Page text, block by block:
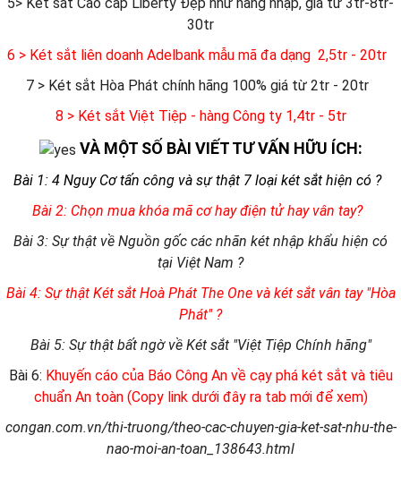
30tr
6 > Két sắt liên doanh Adelbank mẫu mã đa dạng 2,5tr - 20tr
7 > Két sắt Hòa Phát chính hãng 100% giá từ 2tr - 20tr
8 > Két sắt Việt Tiệp - hàng Công ty 1,4tr - 5tr
VÀ MỘT SỐ BÀI VIẾT TƯ VẤN HỮU ÍCH:
Bài 1: 4 Nguy Cơ tấn công và sự thật 7 loại két sắt hiện có ?
Bài 2: Chọn mua khóa mã cơ hay điện tử hay vân tay?
Bài 3: Sự thật về Nguồn gốc các nhãn két nhập khẩu hiện có
tại Việt Nam ?
Bài 4: Sự thật Két sắt Hoà Phát The One và két sắt vân tay "Hòa
Phát" ?
Bài 5: Sự thật bất ngờ về Két sắt "Việt Tiệp Chính hãng"
Bài 6: Khuyến cáo của Báo Công An về cạy phá két sắt và tiêu
chuẩn An toàn (Copy link dưới đây ra tab mới để xem)
congan.com.vn/thi-truong/theo-cac-chuyen-gia-ket-sat-nhu-the-
nao-moi-an-toan_138643.html